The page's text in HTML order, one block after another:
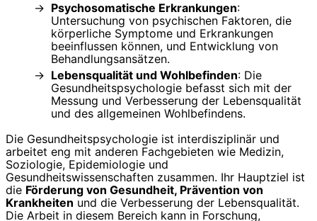
Psychosomatische Erkrankungen:
Untersuchung von psychischen Faktoren, die
körperliche Symptome und Erkrankungen
beeinflussen können, und Entwicklung von
Behandlungsansätzen.
Lebensqualität und Wohlbefinden: Die
Gesundheitspsychologie befasst sich mit der
Messung und Verbesserung der Lebensqualität
und des allgemeinen Wohlbefindens.
Die Gesundheitspsychologie ist interdisziplinär und
arbeitet eng mit anderen Fachgebieten wie Medizin,
Soziologie, Epidemiologie und
Gesundheitswissenschaften zusammen. Ihr Hauptziel ist
die Förderung von Gesundheit, Prävention von
Krankheiten und die Verbesserung der Lebensqualität.
Die Arbeit in diesem Bereich kann in Forschung,